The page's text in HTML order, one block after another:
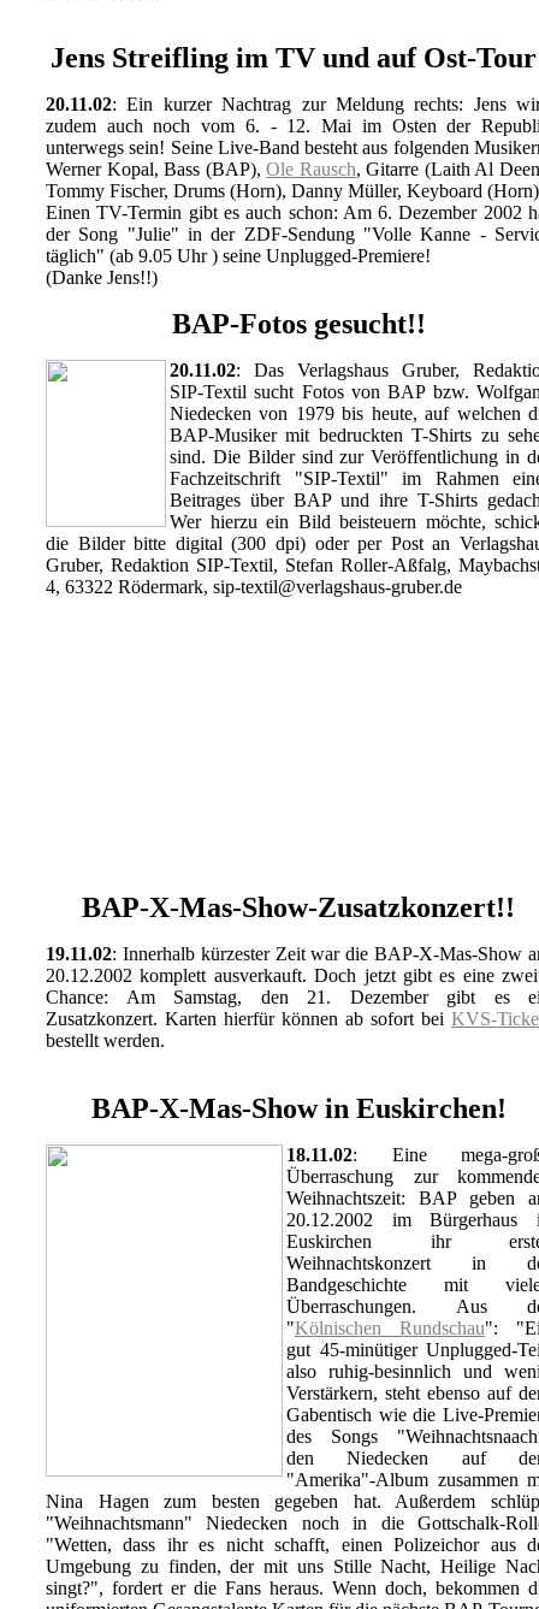
Jens Streifling im TV und auf Ost-
20.11.02: Ein kurzer Nachtrag zur Meldung rechts: Jens
zudem auch noch vom 6. - 12. Mai im Osten der
unterwegs sein! Seine Live-Band besteht aus folgenden
Werner Kopal, Bass (BAP),Ole Rausch, Gitarre (Laith Al
Tommy Fischer, Drums (Horn), Danny Müller, Keyboard
Einen TV-Termin gibt es auch schon: Am 6. Dezember 2002
der Song "Julie" in der ZDF-Sendung "Volle Kanne -
täglich" (ab 9.05 Uhr ) seine Unplugged-Premiere!
(Danke Jens!!)
BAP-Fotos gesucht!!
20.11.02: Das Verlagshaus Gruber,
SIP-Textil sucht Fotos von BAP bzw.
Niedecken von 1979 bis heute, auf welchen
BAP-Musiker mit bedruckten T-Shirts zu
sind. Die Bilder sind zur Veröffentlichung in
Fachzeitschrift "SIP-Textil" im Rahmen
Beitrages über BAP und ihre T-Shirts
Wer hierzu ein Bild beisteuern möchte,
die Bilder bitte digital (300 dpi) oder per Post an
Gruber, Redaktion SIP-Textil, Stefan Roller-Aßfalg,
4, 63322 Rödermark, sip-textil@verlagshaus-gruber.de
BAP-X-Mas-Show-Zusatzkonzert!!
19.11.02: Innerhalb kürzester Zeit war die BAP-X-Mas-Show
20.12.2002 komplett ausverkauft. Doch jetzt gibt es eine
Chance: Am Samstag, den 21. Dezember gibt es
Zusatzkonzert. Karten hierfür können ab sofort bei KVS-
bestellt werden.
BAP-X-Mas-Show in Euskirchen!
18.11.02: Eine mega-
Überraschung zur
Weihnachtszeit: BAP geben
20.12.2002 im Bürgerhaus
Euskirchen ihr
Weihnachtskonzert in
Bandgeschichte mit
Überraschungen. Aus
"Kölnischen Rundschau":
gut 45-minütiger Unplugged-
also ruhig-besinnlich und
Verstärkern, steht ebenso auf
Gabentisch wie die Live-
des Songs
den Niedecken auf
"Amerika"-Album zusammen
Nina Hagen zum besten gegeben hat. Außerdem
"Weihnachtsmann" Niedecken noch in die Gottschalk-
"Wetten, dass ihr es nicht schafft, einen Polizeichor aus
Umgebung zu finden, der mit uns Stille Nacht, Heilige
singt?", fordert er die Fans heraus. Wenn doch, bekommen